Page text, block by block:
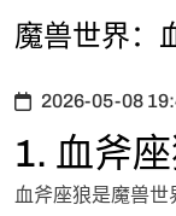
魔兽世界：
2026-05-08
1. 血斧
血斧座狼是魔兽